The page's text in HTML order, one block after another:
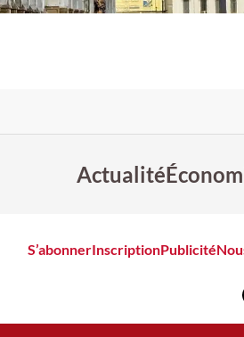
Actualité
S’abonnerInscriptionPublicité